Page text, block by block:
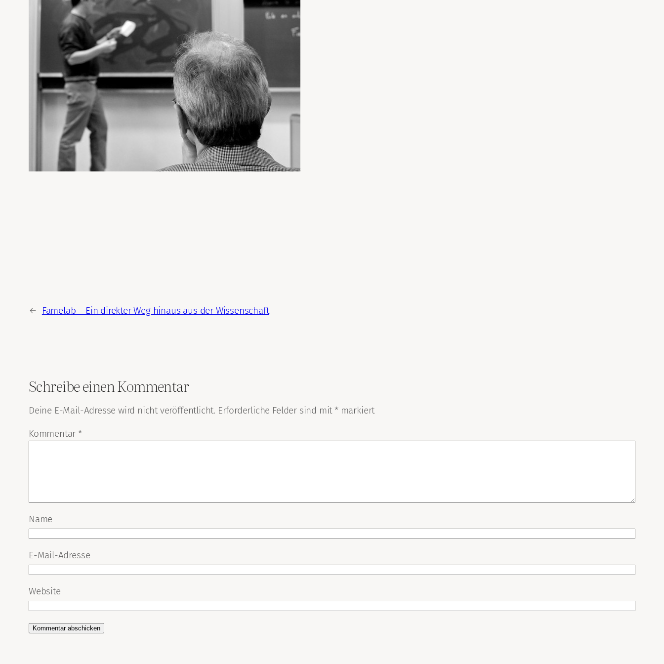
← Famelab – Ein direkter Weg hinaus aus der Wissenschaft
Schreibe einen Kommentar
Deine E-Mail-Adresse wird nicht veröffentlicht. Erforderliche Felder sind mit*markiert
Kommentar*
Name
E-Mail-Adresse
Website